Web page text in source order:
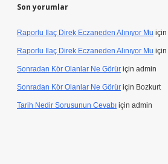
Son yorumlar
Raporlu Ilaç Direk Eczaneden Alınıyor Mu için
Raporlu Ilaç Direk Eczaneden Alınıyor Mu için
Sonradan Kör Olanlar Ne Görür için admin
Sonradan Kör Olanlar Ne Görür için Bozkurt
Tarih Nedir Sorusunun Cevabı için admin